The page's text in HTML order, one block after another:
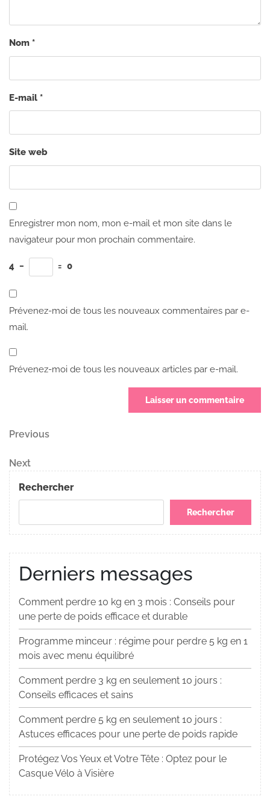
Nom *
E-mail *
Site web
Enregistrer mon nom, mon e-mail et mon site dans le
navigateur pour mon prochain commentaire.
4 − = 0
Prévenez-moi de tous les nouveaux commentaires par e-
mail.
Prévenez-moi de tous les nouveaux articles par e-mail.
Navigation
de
l’article
Previous
Previous
Next
Post
Next
Rechercher
Rechercher
Derniers messages
Comment perdre 10 kg en 3 mois : Conseils pour
une perte de poids efficace et durable
Programme minceur : régime pour perdre 5 kg en 1
mois avec menu équilibré
Comment perdre 3 kg en seulement 10 jours :
Conseils efficaces et sains
Comment perdre 5 kg en seulement 10 jours :
Astuces efficaces pour une perte de poids rapide
Protégez Vos Yeux et Votre Tête : Optez pour le
Casque Vélo à Visière